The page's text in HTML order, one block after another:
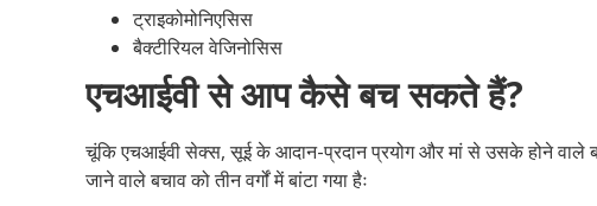
ट्राइकोमोनिएसिस
बैक्टीरियल वेजिनोसिस
एचआईवी से आप कैसे बच सकते हैं?
चूंकि एचआईवी सेक्स, सूई के आदान-प्रदान प्रयोग और मां से उसके होने
जाने वाले बचाव को तीन वर्गों में बांटा गया हैः